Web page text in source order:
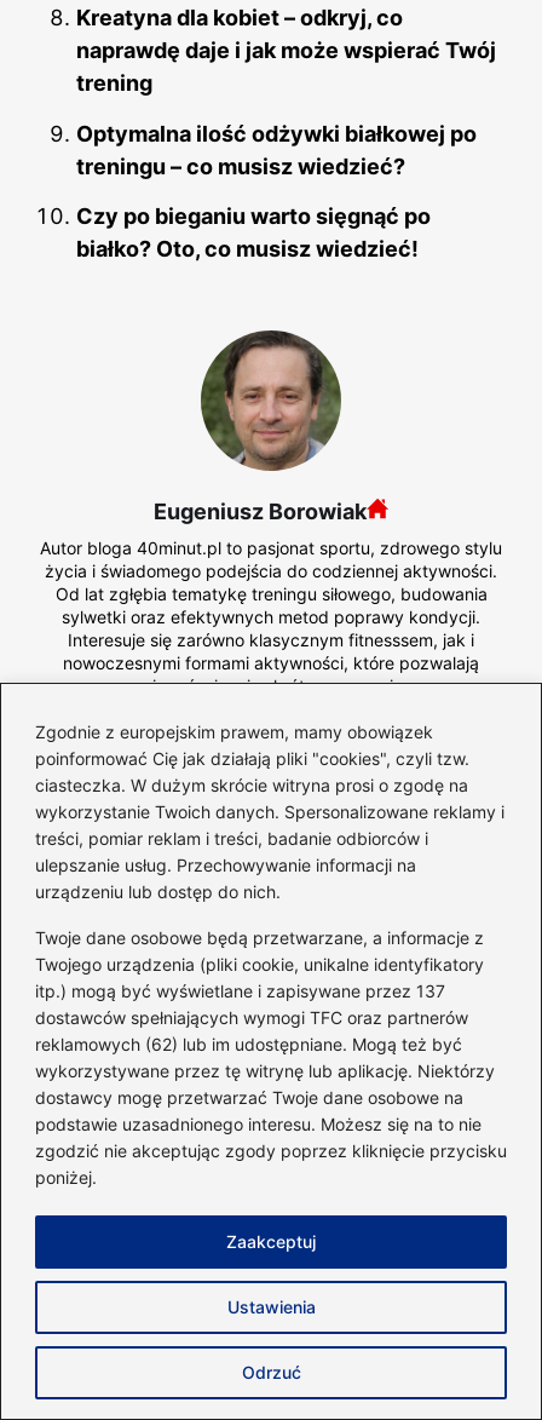
Zgodnie z europejskim prawem, mamy obowiązek
poinformować Cię jak działają pliki "cookies", czyli tzw.
ciasteczka. W dużym skrócie witryna prosi o zgodę na
wykorzystanie Twoich danych. Spersonalizowane reklamy i
treści, pomiar reklam i treści, badanie odbiorców i
ulepszanie usług. Przechowywanie informacji na
urządzeniu lub dostęp do nich.
Twoje dane osobowe będą przetwarzane, a informacje z
Twojego urządzenia (pliki cookie, unikalne identyfikatory
itp.) mogą być wyświetlane i zapisywane przez 137
dostawców spełniających wymogi TFC oraz partnerów
reklamowych (62) lub im udostępniane. Mogą też być
wykorzystywane przez tę witrynę lub aplikację. Niektórzy
dostawcy mogę przetwarzać Twoje dane osobowe na
podstawie uzasadnionego interesu. Możesz się na to nie
zgodzić nie akceptując zgody poprzez kliknięcie przycisku
poniżej.
Ustawienia
Odrzuć
Zaakceptuj
Kreatyna dla kobiet – odkryj, co
naprawdę daje i jak może wspierać Twój
trening
Optymalna ilość odżywki białkowej po
treningu – co musisz wiedzieć?
Czy po bieganiu warto sięgnąć po
białko? Oto, co musisz wiedzieć!
Eugeniusz Borowiak
Autor bloga 40minut.pl to pasjonat sportu, zdrowego stylu
życia i świadomego podejścia do codziennej aktywności.
Od lat zgłębia tematykę treningu siłowego, budowania
sylwetki oraz efektywnych metod poprawy kondycji.
Interesuje się zarówno klasycznym fitnesssem, jak i
nowoczesnymi formami aktywności, które pozwalają
osiągać więcej w krótszym czasie.
Na blogu dzieli się praktyczną wiedzą o diecie, liczeniu
kalorii oraz komponowaniu posiłków wspierających cele
treningowe – od redukcji, przez recomposition, aż po masę.
Testuje i recenzuje również suplementy, zwracając uwagę
na ich realne działanie, skład oraz bezpieczeństwo
stosowania.
warto włączyć do diety?
→
Jak zaplanować optymalną liczbę treningów
siłowych w tygodniu?
Dodaj komentarz
Twój adres email nie zostanie opublikowany.